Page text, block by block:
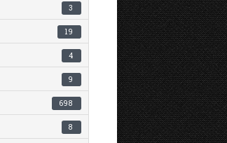
3
19
4
9
698
8